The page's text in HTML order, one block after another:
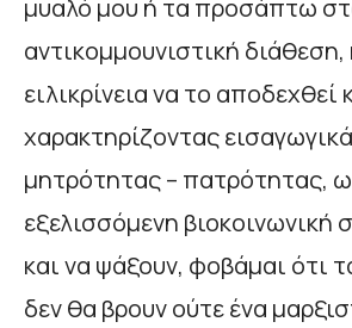
μυαλό μου ή τα προσάπτω
αντικομμουνιστική διάθεση,
ειλικρίνεια να το αποδεχθεί
χαρακτηρίζοντας
μητρότητας – πατρότητας,
εξελισσόμενη
και να ψάξουν, φοβάμαι ότι
δεν θα βρουν ούτε ένα